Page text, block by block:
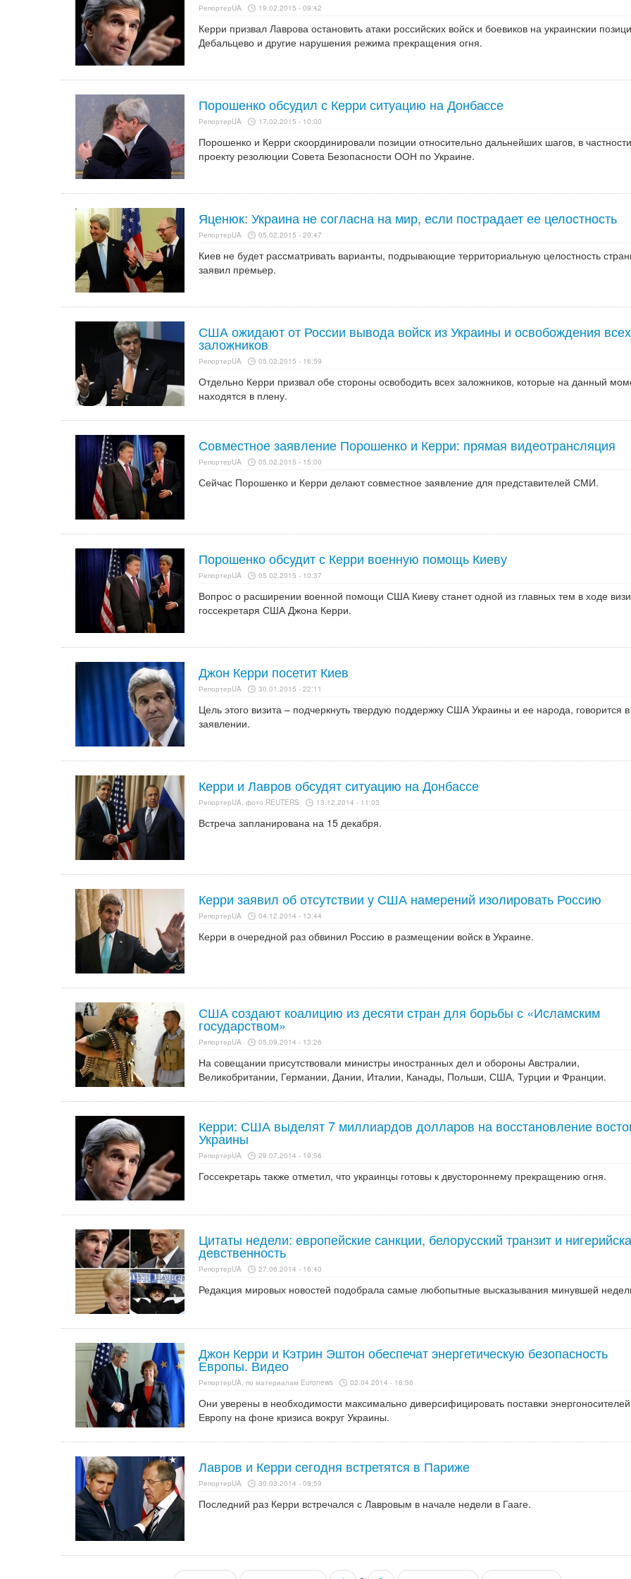
РепортерUA 19.02.2015 - 09:42
Керри призвал Лаврова остановить атаки российских войск и боевиков на украинскии
Дебальцево и другие нарушения режима прекращения огня.
Порошенко обсудил с Керри ситуацию на Донбассе
РепортерUA 17.02.2015 - 10:00
Порошенко и Керри скоординировали позиции относительно дальнейших шагов, в
проекту резолюции Совета Безопасности ООН по Украине.
Яценюк: Украина не согласна на мир, если пострадает ее целостность
РепортерUA 05.02.2015 - 20:47
Киев не будет рассматривать варианты, подрывающие территориальную целостность
заявил премьер.
США ожидают от России вывода войск из Украины и освобождения всех
заложников
РепортерUA 05.02.2015 - 16:59
Отдельно Керри призвал обе стороны освободить всех заложников, которые на данный
находятся в плену.
Совместное заявление Порошенко и Керри: прямая видеотрансляция
РепортерUA 05.02.2015 - 15:00
Сейчас Порошенко и Керри делают совместное заявление для представителей СМИ.
Порошенко обсудит с Керри военную помощь Киеву
РепортерUA 05.02.2015 - 10:37
Вопрос о расширении военной помощи США Киеву станет одной из главных тем в ходе
госсекретаря США Джона Керри.
Джон Керри посетит Киев
РепортерUA 30.01.2015 - 22:11
Цель этого визита – подчеркнуть твердую поддержку США Украины и ее народа, говорится в
заявлении.
Керри и Лавров обсудят ситуацию на Донбассе
РепортерUA, фото REUTERS 13.12.2014 - 11:03
Встреча запланирована на 15 декабря.
Керри заявил об отсутствии у США намерений изолировать Россию
РепортерUA 04.12.2014 - 13:44
Керри в очередной раз обвинил Россию в размещении войск в Украине.
США создают коалицию из десяти стран для борьбы с «Исламским
государством»
РепортерUA 05.09.2014 - 13:26
На совещании присутствовали министры иностранных дел и обороны Австралии,
Великобритании, Германии, Дании, Италии, Канады, Польши, США, Турции и Франции.
Керри: США выделят 7 миллиардов долларов на восстановление
Украины
РепортерUA 29.07.2014 - 19:56
Госсекретарь также отметил, что украинцы готовы к двустороннему прекращению огня.
Цитаты недели: европейские санкции, белорусский транзит и
девственность
РепортерUA 27.06.2014 - 16:40
Редакция мировых новостей подобрала самые любопытные высказывания минувшей
Джон Керри и Кэтрин Эштон обеспечат энергетическую безопасность
Европы. Видео
РепортерUA, по материалам Euronews 02.04.2014 - 16:56
Они уверены в необходимости максимально диверсифицировать поставки
Европу на фоне кризиса вокруг Украины.
Лавров и Керри сегодня встретятся в Париже
РепортерUA 30.03.2014 - 09:59
Последний раз Керри встречался с Лавровым в начале недели в Гааге.